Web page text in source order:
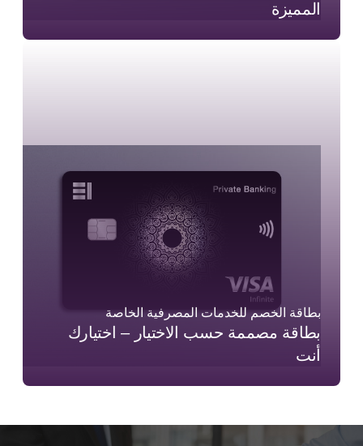
المميزة
بطاقة الخصم للخدمات المصرفية الخاصة
بطاقة مصممة حسب الاختيار – اختيارك
أنت